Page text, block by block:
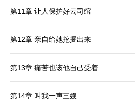
第11章 让人保护好云司绾
第12章 亲自给她挖掘出来
第13章 痛苦也该他自己受着
第14章 叫我一声三嫂